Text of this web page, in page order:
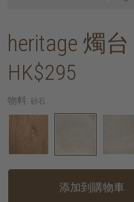
heritage 燭台
HK$295
物料: 砂石
添加到購物車